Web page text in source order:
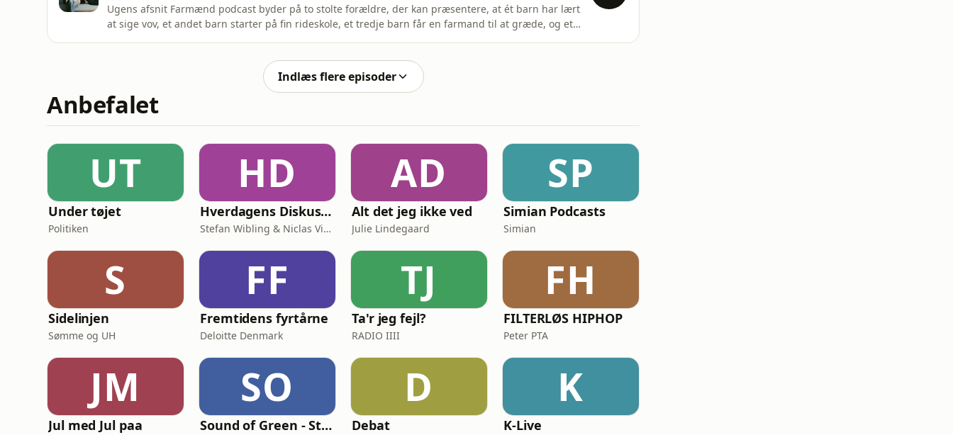
Ugens afsnit Farmænd podcast byder på to stolte forældre, der kan præsentere, at ét barn har lært
at sige vov, et andet barn starter på fin rideskole, et tredje barn får en farmand til at græde, og et
Indlæs flere episoder
Anbefalet
UT
Under tøjet
Politiken
HD
Hverdagens Diskussioner
Stefan Wibling & Niclas Vingaard
AD
Alt det jeg ikke ved
Julie Lindegaard
SP
Simian Podcasts
Simian
S
Sidelinjen
Sømme og UH
FF
Fremtidens fyrtårne
Deloitte Denmark
TJ
Ta'r jeg fejl?
RADIO IIII
FH
FILTERLØS HIPHOP
Peter PTA
JM
Jul med Jul paa
SO
Sound of Green - Stories from Denmark's green transition
D
Debat
K
K-Live